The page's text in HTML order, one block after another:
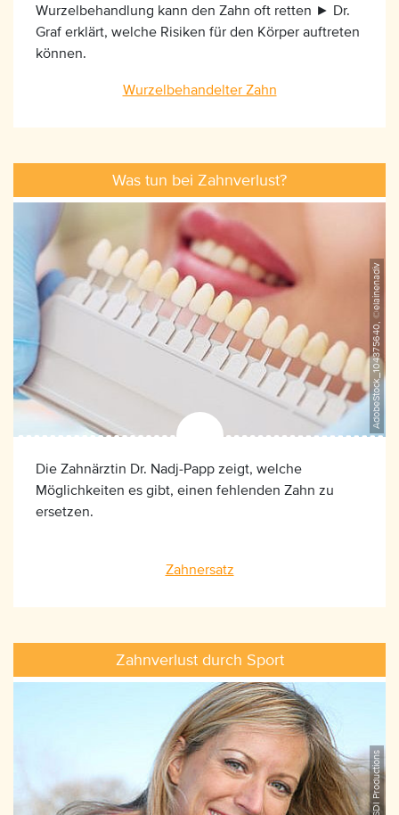
Wurzelbehandlung kann den Zahn oft retten ► Dr.
Graf erklärt, welche Risiken für den Körper auftreten
können.
Wurzelbehandelter Zahn
Was tun bei Zahnverlust?
AdobeStock_104375640, ©elainenadiv
Die Zahnärztin Dr. Nadj-Papp zeigt, welche
Möglichkeiten es gibt, einen fehlenden Zahn zu
ersetzen.
Zahnersatz
Zahnverlust durch Sport